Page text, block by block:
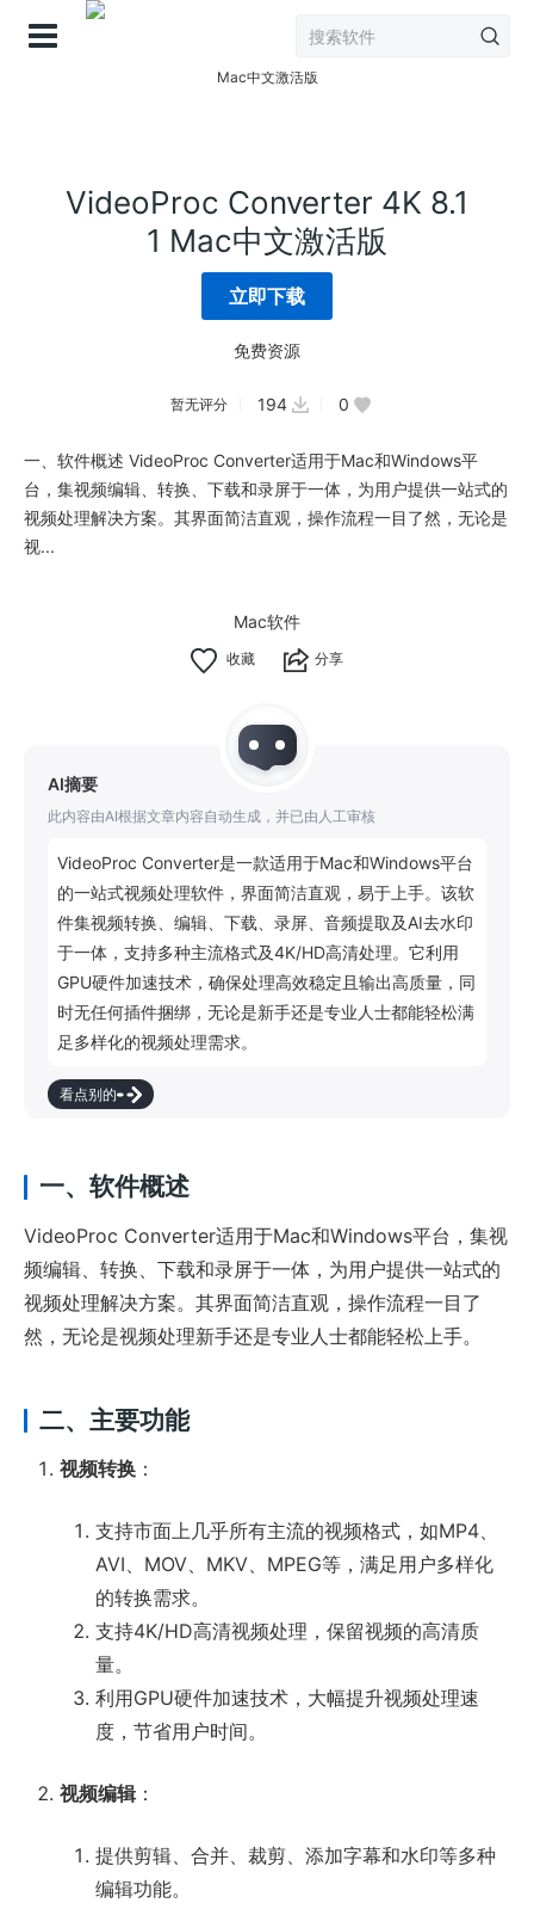
VideoProc Converter 4K 8.1
1 Mac中文激活版
立即下载
免费资源
暂无评分 194 0
一、软件概述 VideoProc Converter适用于Mac和Windows平
台，集视频编辑、转换、下载和录屏于一体，为用户提供一站式的
视频处理解决方案。其界面简洁直观，操作流程一目了然，无论是
视...
Mac软件
分享
AI摘要
此内容由AI根据文章内容自动生成，并已由人工审核
VideoProc Converter是一款适用于Mac和Windows平台
的一站式视频处理软件，界面简洁直观，易于上手。该软
件集视频转换、编辑、下载、录屏、音频提取及AI去水印
于一体，支持多种主流格式及4K/HD高清处理。它利用
GPU硬件加速技术，确保处理高效稳定且输出高质量，同
时无任何插件捆绑，无论是新手还是专业人士都能轻松满
足多样化的视频处理需求。
看点别的
一、软件概述
VideoProc Converter适用于Mac和Windows平台，集视
频编辑、转换、下载和录屏于一体，为用户提供一站式的
视频处理解决方案。其界面简洁直观，操作流程一目了
然，无论是视频处理新手还是专业人士都能轻松上手。
二、主要功能
视频转换 ：
支持市面上几乎所有主流的视频格式，如MP4、
AVI、MOV、MKV、MPEG等，满足用户多样化
的转换需求。
支持4K/HD高清视频处理，保留视频的高清质
量。
利用GPU硬件加速技术，大幅提升视频处理速
度，节省用户时间。
视频编辑：
提供剪辑、合并、裁剪、添加字幕和水印等多种
编辑功能。